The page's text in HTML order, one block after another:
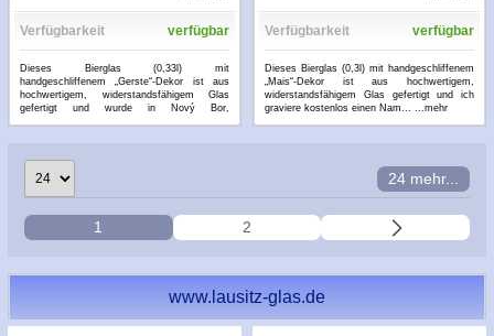
Verfügbarkeit verfügbar
Dieses Bierglas (0,33l) mit
handgeschliffenem „Gerste“-Dekor ist aus
hochwertigem, widerstandsfähigem Glas
gefertigt und wurde in Nový Bor,
Verfügbarkeit verfügbar
Dieses Bierglas (0,3l) mit handgeschliffenem
„Mais“-Dekor ist aus hochwertigem,
widerstandsfähigem Glas gefertigt und ich
graviere kostenlos einen Nam... ...mehr
24 mehr...
1 2
www.lausitz-glas.de